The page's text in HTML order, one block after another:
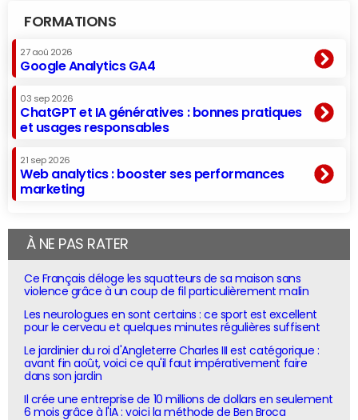
FORMATIONS
27 aoû 2026
Google Analytics GA4
03 sep 2026
ChatGPT et IA génératives : bonnes pratiques
et usages responsables
21 sep 2026
Web analytics : booster ses performances
marketing
À NE PAS RATER
Ce Français déloge les squatteurs de sa maison sans
violence grâce à un coup de fil particulièrement malin
Les neurologues en sont certains : ce sport est excellent
pour le cerveau et quelques minutes régulières suffisent
Le jardinier du roi d'Angleterre Charles III est catégorique :
avant fin août, voici ce qu'il faut impérativement faire
dans son jardin
Il crée une entreprise de 10 millions de dollars en seulement
6 mois grâce à l'IA : voici la méthode de Ben Broca